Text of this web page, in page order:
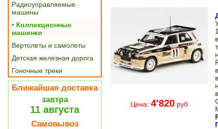
Радиоуправляемые
машины
• Коллекционные
машинки
Вертолеты и самолеты
Детская железная дорога
Гоночные треки
Ближайшая доставка
завтра
11 августа
Самовывоз
Цена: 4'820 руб